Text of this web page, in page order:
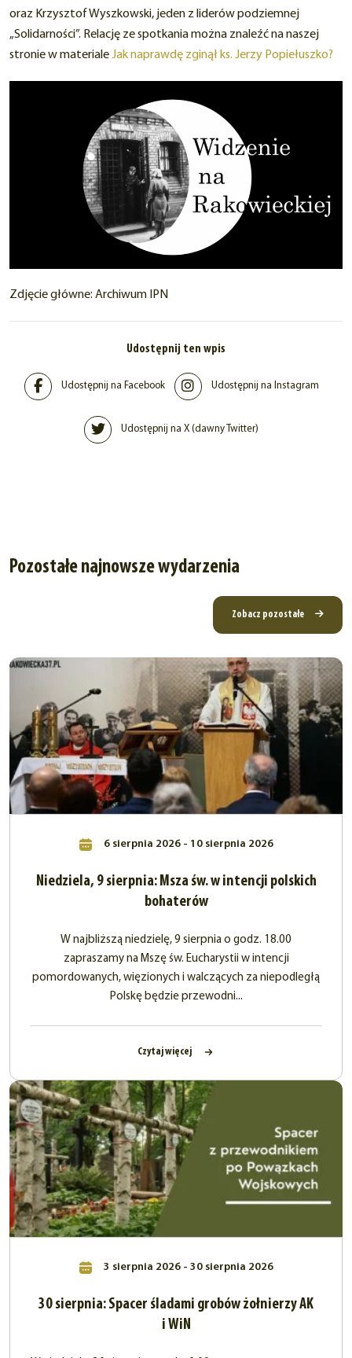
oraz Krzysztof Wyszkowski, jeden z liderów podziemnej
„Solidarności”. Relację ze spotkania można znaleźć na naszej
stronie w materialeJak naprawdę zginął ks. Jerzy Popiełuszko?
Zdjęcie główne: Archiwum IPN
Udostępnij ten wpis
Udostępnij na Facebook Udostępnij na Instagram
Udostępnij na X (dawny Twitter)
Pozostałe najnowsze wydarzenia
Zobacz pozostałe
6 sierpnia 2026 - 10 sierpnia 2026
Niedziela, 9 sierpnia: Msza św. w intencji polskich
bohaterów
W najbliższą niedzielę, 9 sierpnia o godz. 18.00
zapraszamy na Mszę św. Eucharystii w intencji
pomordowanych, więzionych i walczących za niepodległą
Polskę będzie przewodni...
Czytaj więcej
3 sierpnia 2026 - 30 sierpnia 2026
30 sierpnia: Spacer śladami grobów żołnierzy AK
i WiN